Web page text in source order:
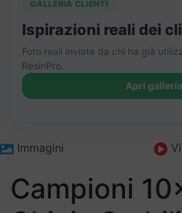
GALLERIA CLIENTI
Ispirazioni reali dei
Foto reali inviate da chi ha già
ResinPro.
Apri galleria
Immagini
Campioni